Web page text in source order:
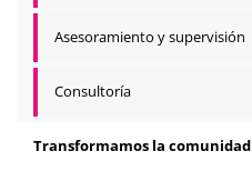
Asesoramiento y supervisión
Consultoría
Transformamos la comunidad